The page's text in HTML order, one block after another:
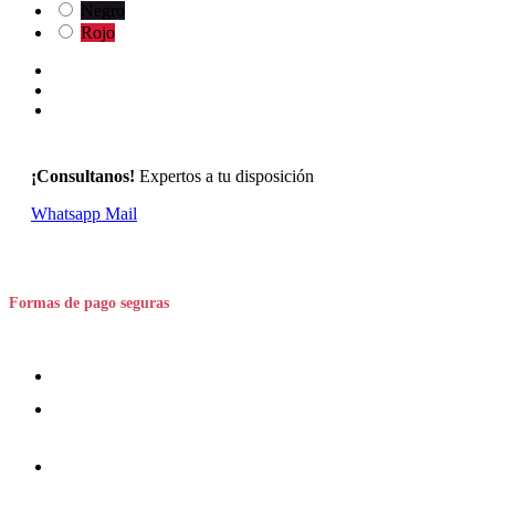
Negro
Rojo
¡Consultanos! Expertos a tu disposición
Whatsapp Mail
Formas de pago seguras